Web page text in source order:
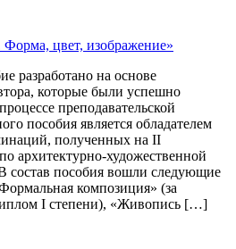
цвет, изображение»
разработано на основе
которые были успешно
преподавательской
пособия является обладателем
полученных на II
архитектурно-художественной
состав пособия вошли следующие
композиция» (за
I степени), «Живопись […]